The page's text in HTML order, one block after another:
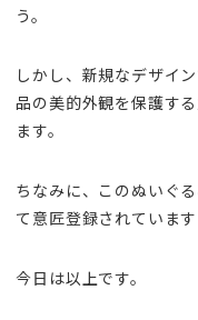
う。
しかし、新規なデザイ
品の美的外観を保護す
ます。
ちなみに、このぬいぐ
て意匠登録されていま
今日は以上です。